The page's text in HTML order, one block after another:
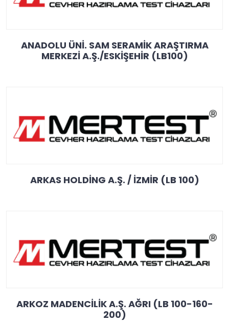
ANADOLU ÜNİ. SAM SERAMİK ARAŞTIRMA
MERKEZİ A.Ş./ESKİŞEHİR (LB100)
ARKAS HOLDİNG A.Ş. / İZMİR (LB 100)
ARKOZ MADENCİLİK A.Ş. AĞRI (LB 100-160-
200)